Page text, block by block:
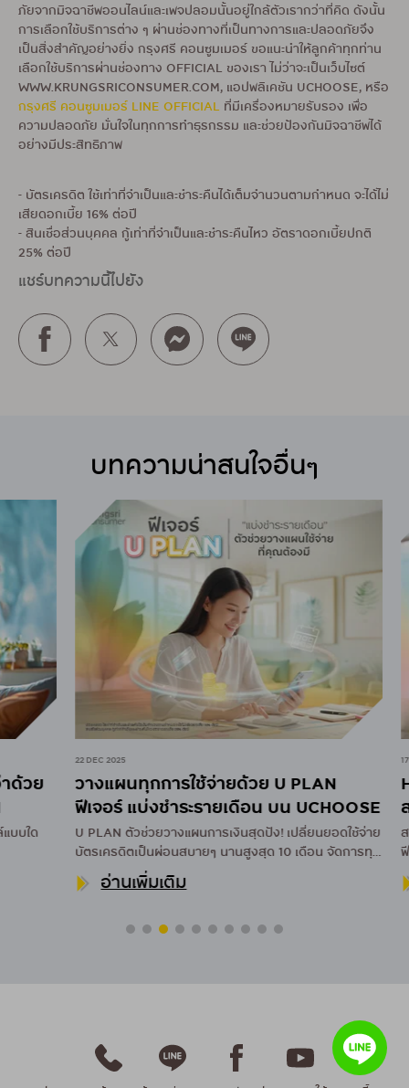
ภัยจากมิจฉาชีพออนไลน์และเพจปลอมนั้นอยู่ใกล้ตัวเรากว่าที่คิด ดังนั้น
การเลือกใช้บริการต่าง ๆ ผ่านช่องทางที่เป็นทางการและปลอดภัยจึง
เป็นสิ่งสำคัญอย่างยิ่ง กรุงศรี คอนซูมเมอร์ ขอแนะนำให้ลูกค้าทุกท่าน
เลือกใช้บริการผ่านช่องทาง OFFICIAL ของเรา ไม่ว่าจะเป็นเว็บไซต์
WWW.KRUNGSRICONSUMER.COM, แอปพลิเคชัน UCHOOSE, หรือ
กรุงศรี คอนซูมเมอร์ LINE OFFICIAL ที่มีเครื่องหมายรับรอง เพื่อ
ความปลอดภัย มั่นใจในทุกการทำธุรกรรม และช่วยป้องกันมิจฉาชีพได้
อย่างมีประสิทธิภาพ
- บัตรเครดิต ใช้เท่าที่จำเป็นและชำระคืนได้เต็มจำนวนตามกำหนด จะได้ไม่
เสียดอกเบี้ย 16% ต่อปี
- สินเชื่อส่วนบุคคล กู้เท่าที่จำเป็นและชำระคืนไหว อัตราดอกเบี้ยปกติ
25% ต่อปี
แชร์บทความนี้ไปยัง
บทความน่าสนใจอื่นๆ
ย
ด
22 DEC 2025
วางแผนทุกการใช้จ่ายด้วย U PLAN
ฟีเจอร์ แบ่งชำระรายเดือน บน UCHOOSE
U PLAN ตัวช่วยวางแผนการเงินสุดปัง! เปลี่ยนยอดใช้จ่าย
บัตรเครดิตเป็นผ่อนสบายๆ นานสูงสุด 10 เดือน จัดการทุก
ค่าใช้จ่ายผ่านแอป UCHOOSE
อ่านเพิ่มเติม
17
สมั
สมัค
ฟีเจอ